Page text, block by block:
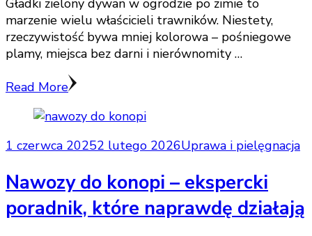
Gładki zielony dywan w ogrodzie po zimie to
marzenie wielu właścicieli trawników. Niestety,
rzeczywistość bywa mniej kolorowa – pośniegowe
plamy, miejsca bez darni i nierównomity …
Read More
1 czerwca 20252 lutego 2026Uprawa i pielęgnacja
Nawozy do konopi – ekspercki
poradnik, które naprawdę działają